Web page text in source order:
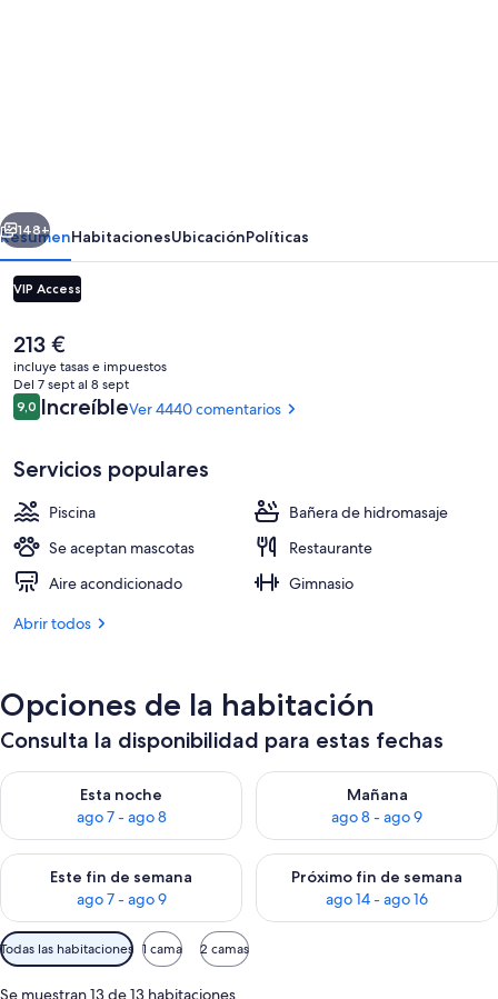
Bay
Siguiente
148+
ResumenHabitacionesUbicaciónPolíticas
VIP Access
El
precio
actual
es
de
213 €
incluye tasas e impuestos
Del 7 sept al 8 sept
Comentarios
9,09,0 de 10
IncreíbleVer 4440 comentarios
Servicios populares
Piscina
Bañera de hidromasaje
Se aceptan mascotas
Restaurante
Aire acondicionado
Gimnasio
Abrir todos
Opciones de la habitación
Consulta la disponibilidad para estas fechas
Esta noche
ago 7 - ago 8
Consulta la disponibilidad para esta noche, ago 7 - ago 8
Mañana
ago 8 - ago 9
Consulta la disponibilidad
Este fin de semana
ago 7 - ago 9
Consulta la disponibilidad para este fin de semana, ago 7 -
Próximo fin de semana
ago 14 - ago 16
Consulta la disponibilidad
Filtros
disponibles
para
Todas las habitaciones 1 cama 2 camas
Se muestran 13 de 13 habitaciones